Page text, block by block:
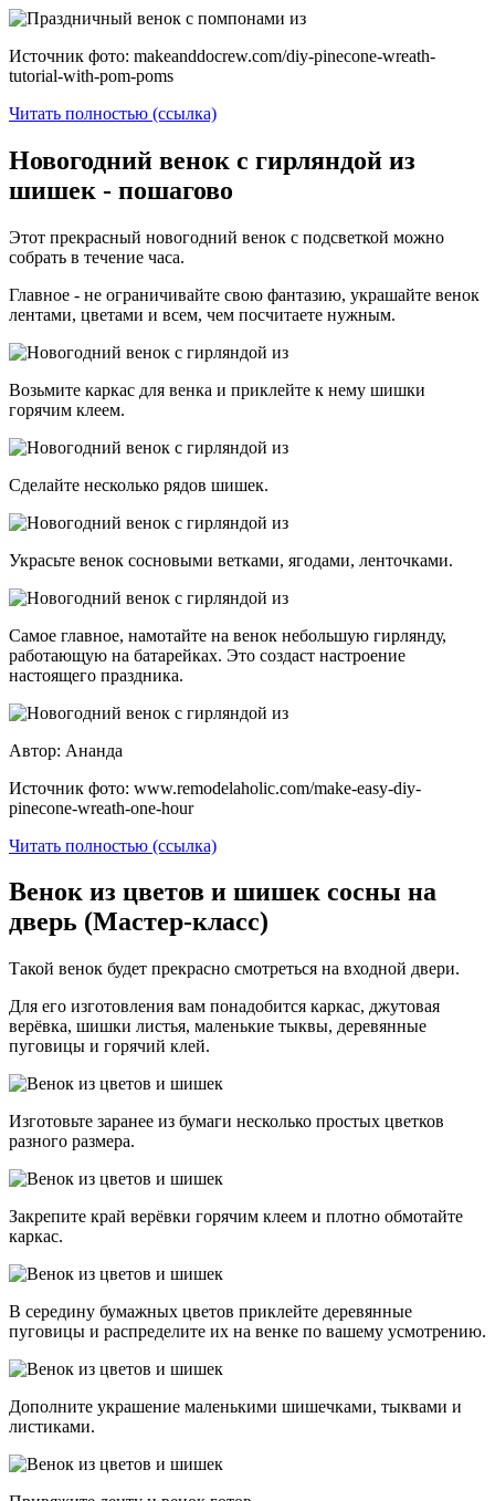
Источник фото: makeanddocrew.com/diy-pinecone-wreath-
tutorial-with-pom-poms
Читать полностью (ссылка)
Новогодний венок с гирляндой из
шишек - пошагово
Этот прекрасный новогодний венок с подсветкой можно
собрать в течение часа.
Главное - не ограничивайте свою фантазию, украшайте венок
лентами, цветами и всем, чем посчитаете нужным.
Возьмите каркас для венка и приклейте к нему шишки
горячим клеем.
Сделайте несколько рядов шишек.
Украсьте венок сосновыми ветками, ягодами, ленточками.
Самое главное, намотайте на венок небольшую гирлянду,
работающую на батарейках. Это создаст настроение
настоящего праздника.
Автор: Ананда
Источник фото: www.remodelaholic.com/make-easy-diy-
pinecone-wreath-one-hour
Читать полностью (ссылка)
Венок из цветов и шишек сосны на
дверь (Мастер-класс)
Такой венок будет прекрасно смотреться на входной двери.
Для его изготовления вам понадобится каркас, джутовая
верёвка, шишки листья, маленькие тыквы, деревянные
пуговицы и горячий клей.
Изготовьте заранее из бумаги несколько простых цветков
разного размера.
Закрепите край верёвки горячим клеем и плотно обмотайте
каркас.
В середину бумажных цветов приклейте деревянные
пуговицы и распределите их на венке по вашему усмотрению.
Дополните украшение маленькими шишечками, тыквами и
листиками.